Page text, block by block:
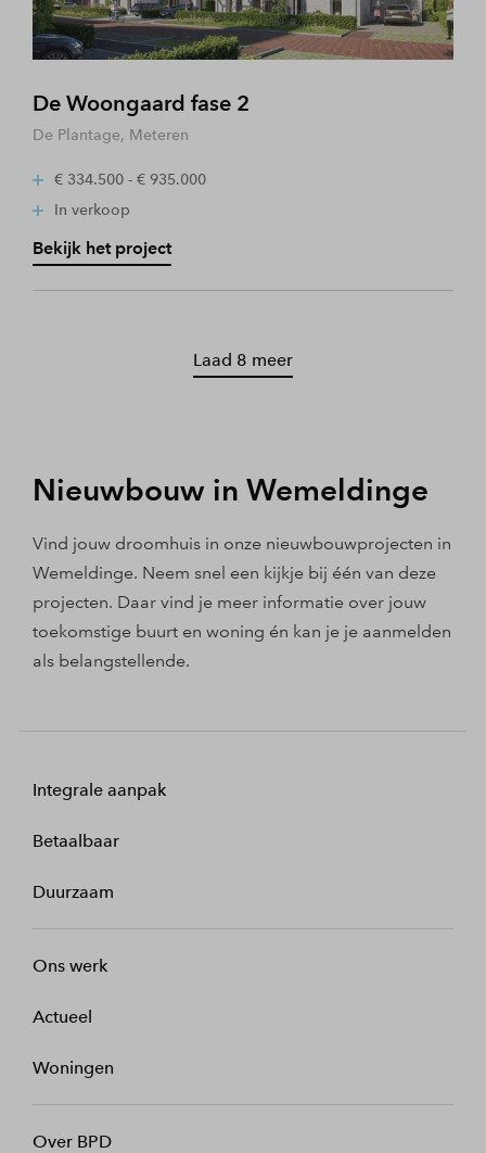
De Woongaard fase 2
De Plantage, Meteren
€ 334.500 - € 935.000
In verkoop
Bekijk het project
Laad 8 meer
Nieuwbouw in Wemeldinge
Vind jouw droomhuis in onze nieuwbouwprojecten in
Wemeldinge. Neem snel een kijkje bij één van deze
projecten. Daar vind je meer informatie over jouw
toekomstige buurt en woning én kan je je aanmelden
als belangstellende.
Integrale aanpak
Betaalbaar
Duurzaam
Ons werk
Actueel
Woningen
Over BPD